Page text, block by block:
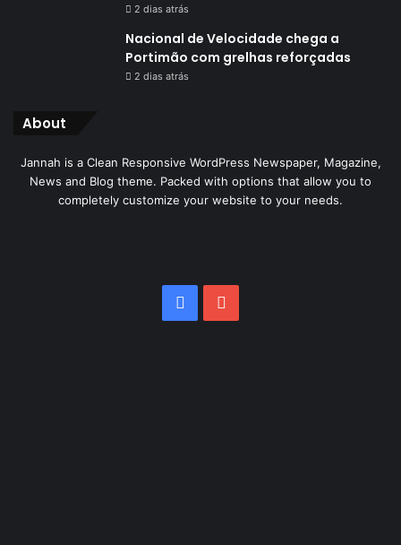
2 dias atrás
Nacional de Velocidade chega a
Portimão com grelhas reforçadas
2 dias atrás
About
Jannah is a Clean Responsive WordPress Newspaper, Magazine,
News and Blog theme. Packed with options that allow you to
completely customize your website to your needs.
Facebook